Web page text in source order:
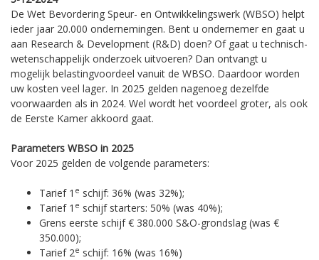
De Wet Bevordering Speur- en Ontwikkelingswerk (WBSO) helpt
ieder jaar 20.000 ondernemingen. Bent u ondernemer en gaat u
aan Research & Development (R&D) doen? Of gaat u technisch-
wetenschappelijk onderzoek uitvoeren? Dan ontvangt u
mogelijk belastingvoordeel vanuit de WBSO. Daardoor worden
uw kosten veel lager. In 2025 gelden nagenoeg dezelfde
voorwaarden als in 2024. Wel wordt het voordeel groter, als ook
de Eerste Kamer akkoord gaat.
Parameters WBSO in 2025
Voor 2025 gelden de volgende parameters:
Tarief 1 e schijf: 36% (was 32%);
Tarief 1 e schijf starters: 50% (was 40%);
Grens eerste schijf € 380.000 S&O-grondslag (was €
350.000);
Tarief 2e schijf: 16% (was 16%)